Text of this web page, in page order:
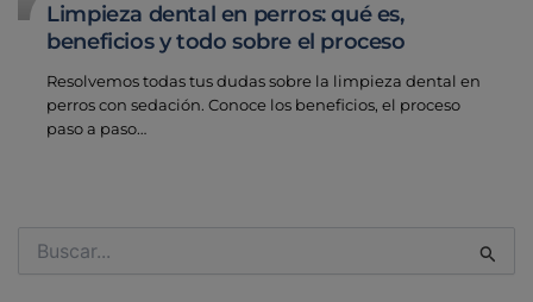
Limpieza dental en perros: qué es,
beneficios y todo sobre el proceso
Resolvemos todas tus dudas sobre la limpieza dental en
perros con sedación. Conoce los beneficios, el proceso
paso a paso…
por: